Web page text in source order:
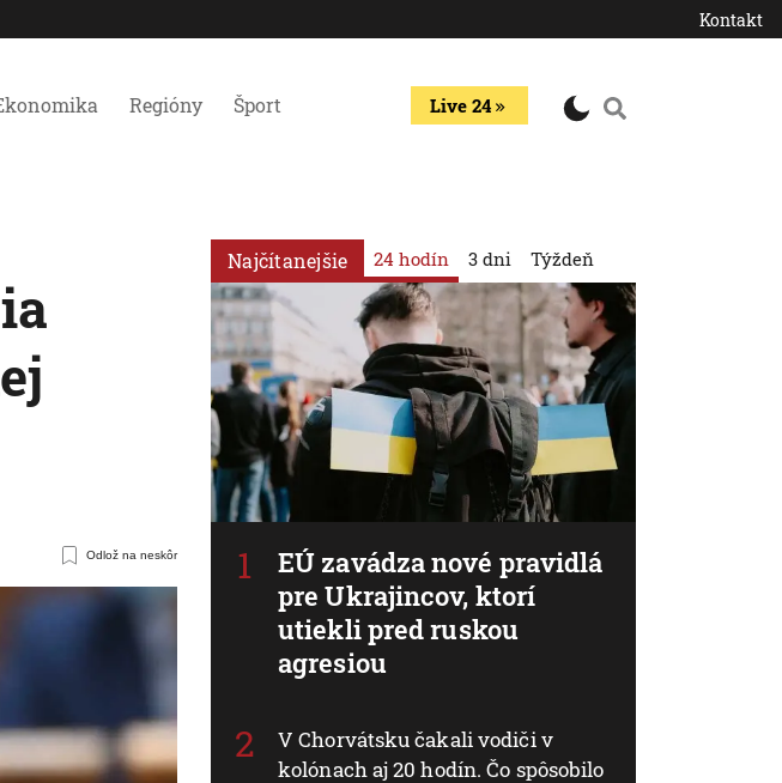
Kontakt
Regióny Šport Live 24
Odlož na neskôr
Najčítanejšie 24 hodín
EÚ zavádza nové pravidlá
pre Ukrajincov, ktorí
utiekli pred ruskou
agresiou
V Chorvátsku čakali vodiči v
kolónach aj 20 hodín. Čo spôsobilo
3 dni Týždeň